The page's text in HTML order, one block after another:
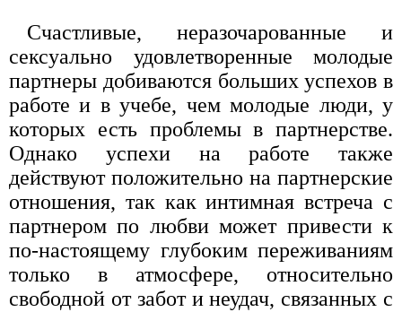
Счастливые, неразочарованные и
сексуально удовлетворенные молодые
партнеры добиваются больших успехов в
работе и в учебе, чем молодые люди, у
которых есть проблемы в партнерстве.
Однако успехи на работе также
действуют положительно на партнерские
отношения, так как интимная встреча с
партнером по любви может привести к
по-настоящему глубоким переживаниям
только в атмосфере, относительно
свободной от забот и неудач, связанных с